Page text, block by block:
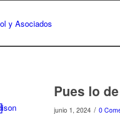
Pues lo
junio 1, 2024 / 0